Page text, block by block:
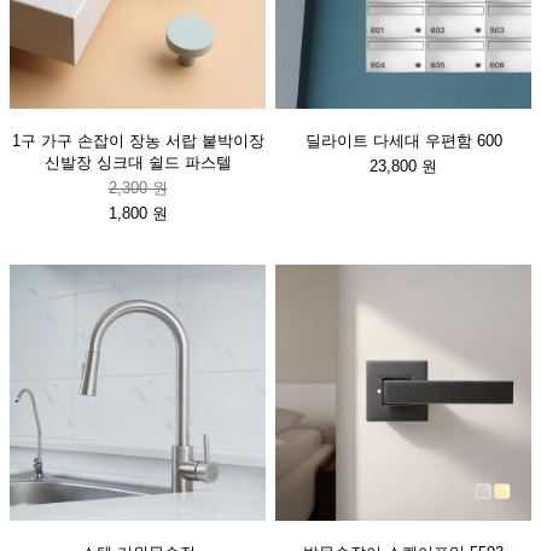
1구 가구 손잡이 장농 서랍 붙박이장
신발장 싱크대 쉴드 파스텔
2,300 원
1,800 원
딜라이트 다세대 우편함 600
23,800 원